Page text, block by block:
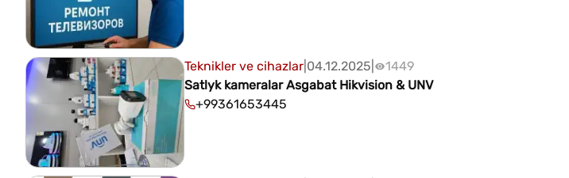
Teknikler ve cihazlar 04.12.2025
1449
Satlyk kameralar Asgabat Hikvision & UNV
+99361653445